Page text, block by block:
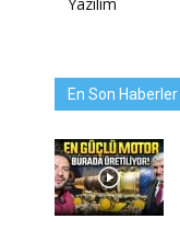
En Son Haberler